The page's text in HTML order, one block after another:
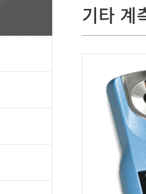
기타 계